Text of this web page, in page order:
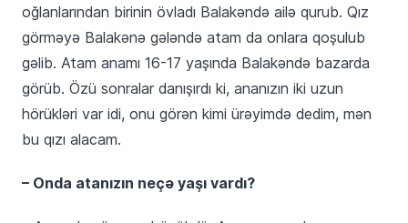
oğlanlarından birinin övladı Balakəndə ailə qurub. Qız
görməyə Balakənə gələndə atam da onlara qoşulub
gəlib. Atam anamı 16-17 yaşında Balakəndə bazarda
görüb. Özü sonralar danışırdı ki, ananızın iki uzun
hörükləri var idi, onu görən kimi ürəyimdə dedim, mən
bu qızı alacam.
– Onda atanızın neçə yaşı vardı?